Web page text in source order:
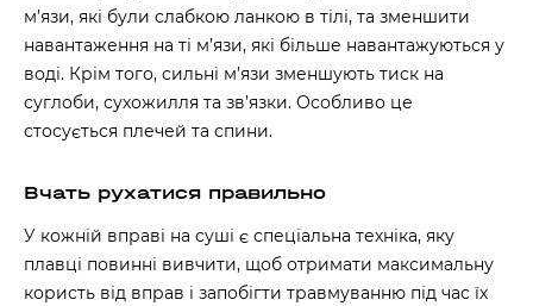
м’язи, які були слабкою ланкою в тілі, та зменшити
навантаження на ті м’язи, які більше навантажуються у
воді. Крім того, сильні м’язи зменшують тиск на
суглоби, сухожилля та зв’язки. Особливо це
стосується плечей та спини.
Вчать рухатися правильно
У кожній вправі на суші є спеціальна техніка, яку
плавці повинні вивчити, щоб отримати максимальну
користь від вправ і запобігти травмуванню під час їх